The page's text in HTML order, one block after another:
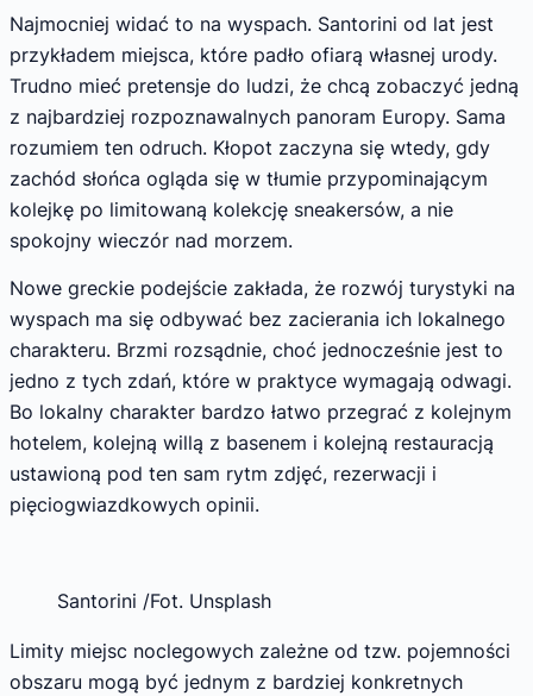
Najmocniej widać to na wyspach. Santorini od lat jest
przykładem miejsca, które padło ofiarą własnej urody.
Trudno mieć pretensje do ludzi, że chcą zobaczyć jedną
z najbardziej rozpoznawalnych panoram Europy. Sama
rozumiem ten odruch. Kłopot zaczyna się wtedy, gdy
zachód słońca ogląda się w tłumie przypominającym
kolejkę po limitowaną kolekcję sneakersów, a nie
spokojny wieczór nad morzem.
Nowe greckie podejście zakłada, że rozwój turystyki na
wyspach ma się odbywać bez zacierania ich lokalnego
charakteru. Brzmi rozsądnie, choć jednocześnie jest to
jedno z tych zdań, które w praktyce wymagają odwagi.
Bo lokalny charakter bardzo łatwo przegrać z kolejnym
hotelem, kolejną willą z basenem i kolejną restauracją
ustawioną pod ten sam rytm zdjęć, rezerwacji i
pięciogwiazdkowych opinii.
Santorini /Fot. Unsplash
Limity miejsc noclegowych zależne od tzw. pojemności
obszaru mogą być jednym z bardziej konkretnych